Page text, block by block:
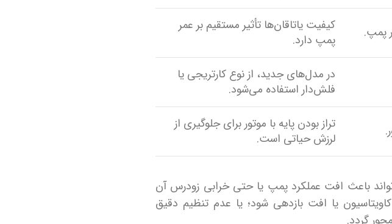
پمپ.
کیفیت یاتاقان‌ها تأثیر مستقیم بر عمر
پمپ دارد.
در مدل‌های جدید، از نوع کارتریجی یا
فلش‌دار استفاده می‌شود.
تراز بودن پایه با موتور برای جلوگیری از
لرزش حیاتی است.
باعث افت عملکرد پمپ یا حتی خرابی زودرس آن
یا افت بازدهی شود؛ یا عدم تنظیم دقیق
گردد.